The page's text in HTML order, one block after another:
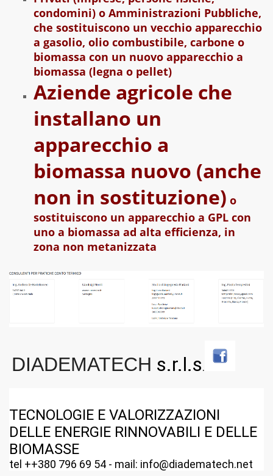
condomini) o Amministrazioni Pubbliche,
che sostituiscono un vecchio apparecchio
a gasolio, olio combustibile, carbone o
biomassa con un nuovo apparecchio a
biomassa (legna o pellet)
Aziende agricole che
installano un
apparecchio a
biomassa nuovo (anche
non in sostituzione) o
sostituiscono un apparecchio a GPL con
uno a biomassa ad alta efficienza, in
zona non metanizzata
DIADEMATECH s.r.l.s.
TECNOLOGIE E VALORIZZAZIONI
DELLE ENERGIE RINNOVABILI E DELLE
BIOMASSE
tel ++380 796 69 54 - mail: info@diadematech.net